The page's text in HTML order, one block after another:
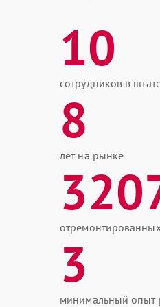
10
сотрудников в
8
лет на рынке
3
минимальный опыт